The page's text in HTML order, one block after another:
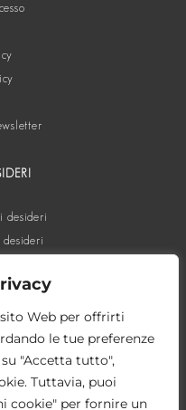
Web per offrirti
le tue preferenze
"Accetta tutto",
Tuttavia, puoi
cookie" per fornire un
desideri